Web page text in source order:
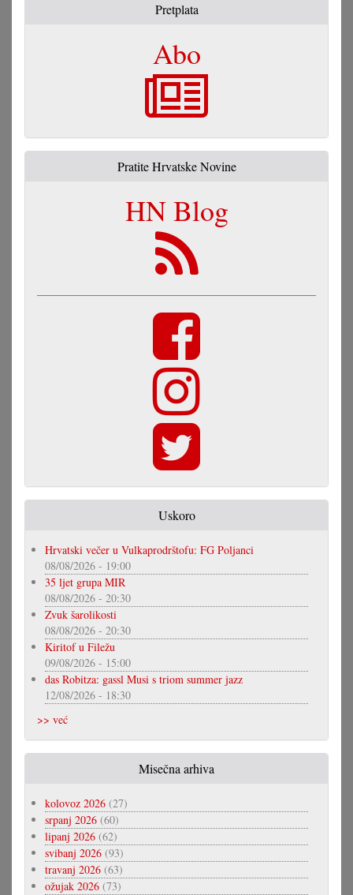
Pretplata
Abo
Pratite Hrvatske Novine
HN Blog
Uskoro
Hrvatski večer u Vulkaprodrštofu: FG Poljanci
08/08/2026 - 19:00
35 ljet grupa MIR
08/08/2026 - 20:30
Zvuk šarolikosti
08/08/2026 - 20:30
Kiritof u Filežu
09/08/2026 - 15:00
das Robitza: gassl Musi s triom summer jazz
12/08/2026 - 18:30
>> već
Misečna arhiva
kolovoz 2026 (27)
srpanj 2026 (60)
lipanj 2026 (62)
svibanj 2026 (93)
travanj 2026 (63)
ožujak 2026 (73)